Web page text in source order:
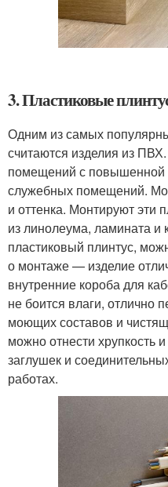
3. Пластиковые
Одним из самых
считаются изделия из
помещений с повышенной
служебных помещений.
и оттенка. Монтируют эти
из линолеума, ламината
пластиковый плинтус,
о монтаже — изделие
внутренние короба для
не боится влаги, отлично
моющих составов и
можно отнести хрупкость
заглушек и
работах.